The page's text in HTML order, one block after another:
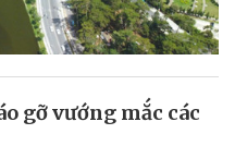
gỡ vướng mắc các